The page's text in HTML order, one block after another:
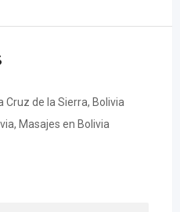
Cruz de la Sierra, Bolivia
Masajes en Bolivia